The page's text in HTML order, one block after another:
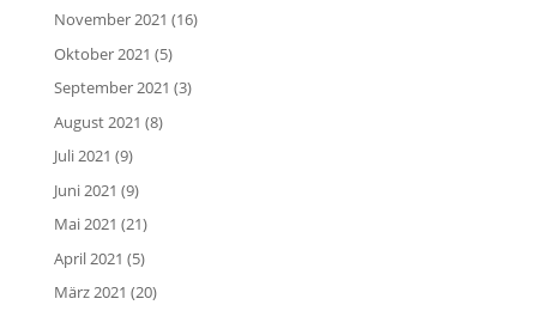
November 2021 (16)
Oktober 2021 (5)
September 2021 (3)
August 2021 (8)
Juli 2021 (9)
Juni 2021 (9)
Mai 2021 (21)
April 2021 (5)
März 2021 (20)